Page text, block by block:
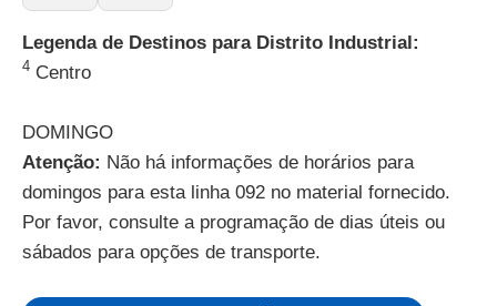
Legenda de Destinos para Distrito Industrial:
4 Centro
DOMINGO
Atenção: Não há informações de horários para
domingos para esta linha 092 no material fornecido.
Por favor, consulte a programação de dias úteis ou
sábados para opções de transporte.